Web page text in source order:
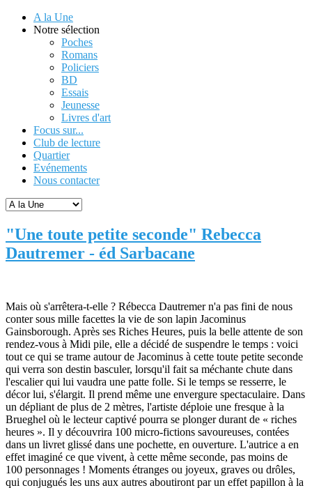
A la Une
Notre sélection
Poches
Romans
Policiers
BD
Essais
Jeunesse
Livres d'art
Focus sur...
Club de lecture
Quartier
Evénements
Nous contacter
"Une toute petite seconde" Rebecca
Dautremer - éd Sarbacane
Mais où s'arrêtera-t-elle ? Rébecca Dautremer n'a pas fini de nous
conter sous mille facettes la vie de son lapin Jacominus
Gainsborough. Après ses Riches Heures, puis la belle attente de son
rendez-vous à Midi pile, elle a décidé de suspendre le temps : voici
tout ce qui se trame autour de Jacominus à cette toute petite seconde
qui verra son destin basculer, lorsqu'il fait sa méchante chute dans
l'escalier qui lui vaudra une patte folle. Si le temps se resserre, le
décor lui, s'élargit. Il prend même une envergure spectaculaire. Dans
un dépliant de plus de 2 mètres, l'artiste déploie une fresque à la
Brueghel où le lecteur captivé pourra se plonger durant de « riches
heures ». Il y découvrira 100 micro-fictions savoureuses, contées
dans un livret glissé dans une pochette, en ouverture. L'autrice a en
effet imaginé ce que vivent, à cette même seconde, pas moins de
100 personnages ! Moments étranges ou joyeux, graves ou drôles,
qui conjugués les uns aux autres aboutiront par un effet papillon à la